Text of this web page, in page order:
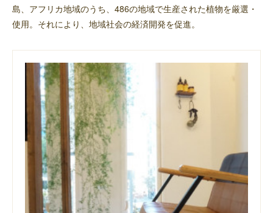
島、アフリカ地域のうち、486の地域で生産された植物を厳選・
使用。それにより、地域社会の経済開発を促進。